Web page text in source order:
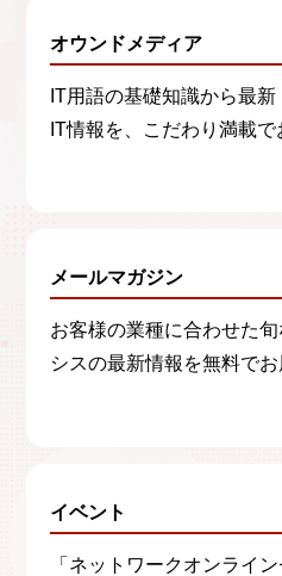
オウンドメディア
IT用語の基礎知識から最
IT情報を、こだわり満載で
メールマガジン
お客様の業種に合わせた
シスの最新情報を無料でお
イベント
「ネットワークオンライ